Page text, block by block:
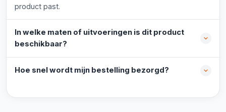
product past.
In welke maten of uitvoeringen is dit product
beschikbaar?
Hoe snel wordt mijn bestelling bezorgd?